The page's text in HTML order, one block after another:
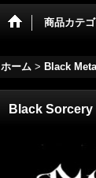
商品カテ
ホーム > Black
Black